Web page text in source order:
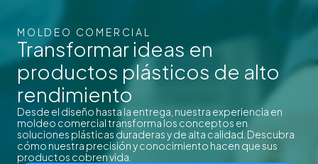
MOLDEO COMERCIAL
Transformar ideas en
productos plásticos de alto
rendimiento
Desde el diseño hasta la entrega, nuestra experiencia en
moldeo comercial transforma los conceptos en
soluciones plásticas duraderas y de alta calidad. Descubra
cómo nuestra precisión y conocimiento hacen que sus
productos cobren vida.